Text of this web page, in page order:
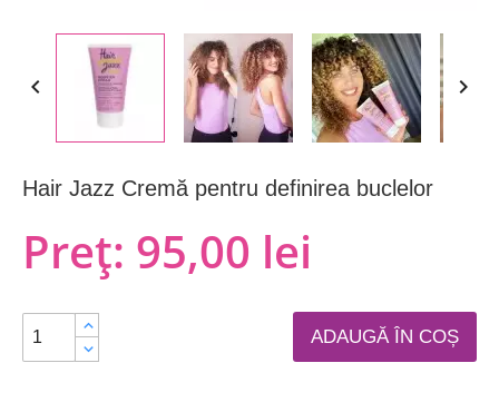
 
Hair Jazz Cremă pentru definirea buclelor
Preț: 95,00 lei
ADAUGĂ ÎN COȘ